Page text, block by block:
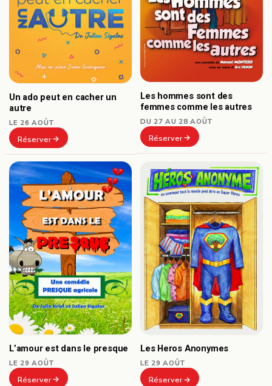
Un ado peut en cacher un
autre
LE 26 AOÛT
Réserver
Les hommes sont des
femmes comme les autres
DU 27 AU 28 AOÛT
Réserver
L’amour est dans le presque
LE 29 AOÛT
Réserver
Les Heros Anonymes
LE 29 AOÛT
Réserver